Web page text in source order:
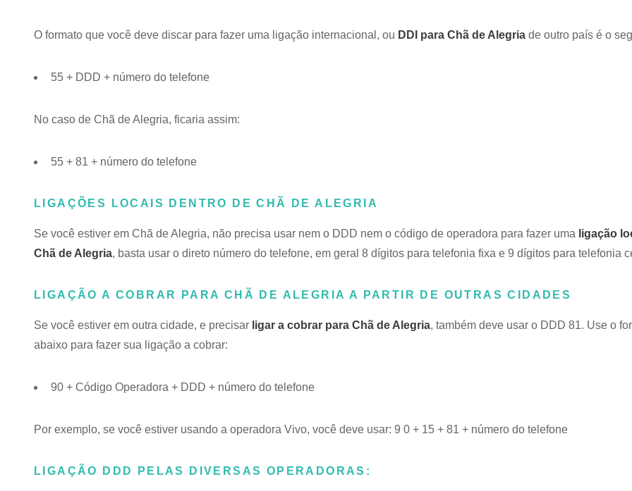
O formato que você deve discar para fazer uma ligação internacional, ou DDI para Chã de Alegria de outro país é o
55 + DDD + número do telefone
No caso de Chã de Alegria, ficaria assim:
55 + 81 + número do telefone
LIGAÇÕES LOCAIS DENTRO DE CHÃ DE ALEGRIA
Se você estiver em Chã de Alegria, não precisa usar nem o DDD nem o código de operadora para fazer uma ligação
Chã de Alegria, basta usar o direto número do telefone, em geral 8 dígitos para telefonia fixa e 9 dígitos para telefonia
LIGAÇÃO A COBRAR PARA CHÃ DE ALEGRIA A PARTIR DE OUTRAS CIDADES
Se você estiver em outra cidade, e precisar ligar a cobrar para Chã de Alegria, também deve usar o DDD 81. Use o
abaixo para fazer sua ligação a cobrar:
90 + Código Operadora + DDD + número do telefone
Por exemplo, se você estiver usando a operadora Vivo, você deve usar: 9 0 + 15 + 81 + número do telefone
LIGAÇÃO DDD PELAS DIVERSAS OPERADORAS: